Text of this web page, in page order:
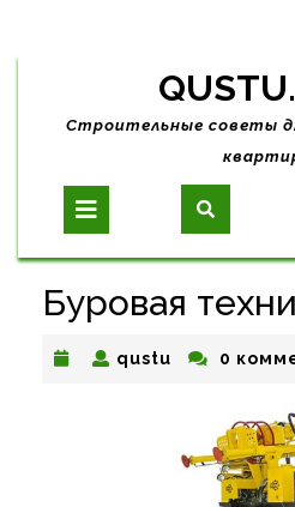
Skip
contentСтроительные советы
Open
Button
Буровая
qustu qustu0